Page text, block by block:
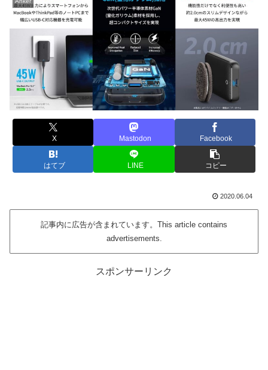
X Mastodon Facebook
はてブ LINE コピー
2020.06.04
記事内に広告が含まれています。This article contains
advertisements.
スポンサーリンク